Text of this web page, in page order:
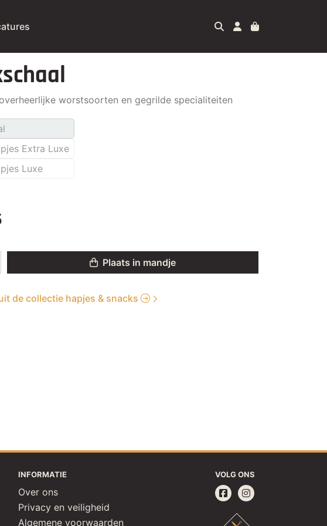
worstsoorten en gegrilde specialiteiten
Extra Luxe
Luxe
Plaats in mandje
de collectie hapjes & snacks
INFORMATIE
Over ons
Privacy en veiligheid
Algemene voorwaarden
VOLG ONS